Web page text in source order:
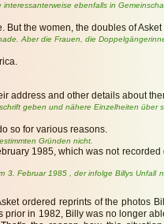
ebenfalls in
But the women, the doubles of
Aber die Frauen, die
address and other details about
geben und nähere Einzelheiten über
so for various reasons.
Gründen nicht.
1985, which was not
3. Februar 1985 , der infolge Billys
ordered reprints of the photos
prior in 1982, Billy was no longer